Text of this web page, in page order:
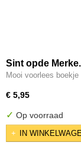
Sint opde
en Laura Brella
Mooi voorlees
€ 5,95
✓ Op voorraad
IN